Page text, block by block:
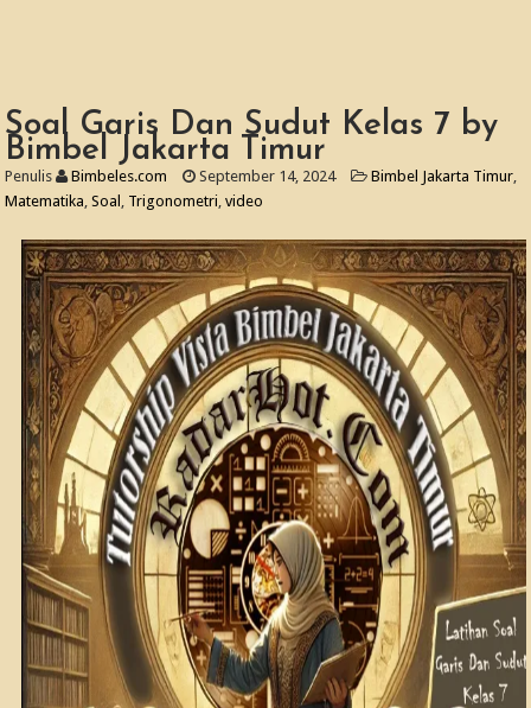
Soal Garis Dan Sudut Kelas 7 by
Bimbel Jakarta Timur
Penulis Bimbeles.com September 14, 2024 Bimbel Jakarta Timur,
Matematika,Soal , Trigonometri,video